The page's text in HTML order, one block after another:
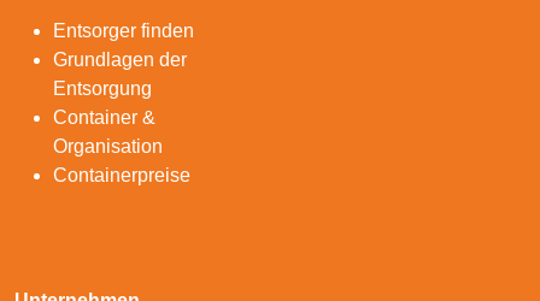
Entsorger finden
Grundlagen der
Entsorgung
Container &
Organisation
Containerpreise